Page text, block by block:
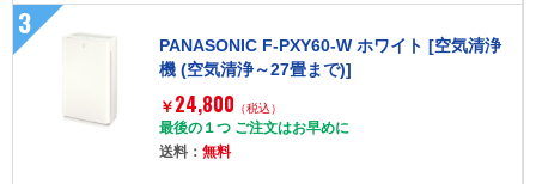
3
PANASONIC F-PXY60-W ホワイト [空気清浄
機 (空気清浄～27畳まで)]
￥ 24,800 （税込）
最後の１つ ご注文はお早めに
送料：無料